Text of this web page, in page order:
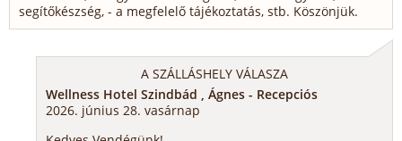
segítőkészség, - a megfelelő tájékoztatás, stb. Köszönjük.
A SZÁLLÁSHELY VÁLASZA
Wellness Hotel Szindbád , Ágnes - Recepciós
2026. június 28. vasárnap